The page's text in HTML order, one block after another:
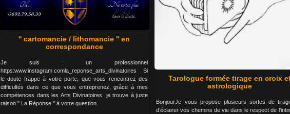
'' cartomancie / lithomancie '' en
correspondance
Je suis : un professionnel
https:www.instagram.comla_reponse_arts_divinatoires Si
le doute frappe à votre porte, que vous rencontrez des
difficultés dans ce que vous entreprenez, grâce à mes
compétences dans les Arts Divinatoires, je trouve à juste
raison " La Réponse " à votre question.
Tarologue formée tirage en croix
astrologique
BonjourJe vous propose plusieurs sortes de
d’éclairer vos chemins de vie dans le respect de